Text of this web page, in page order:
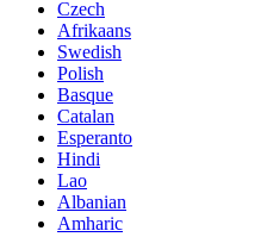
Czech
Afrikaans
Swedish
Polish
Basque
Catalan
Esperanto
Hindi
Lao
Albanian
Amharic